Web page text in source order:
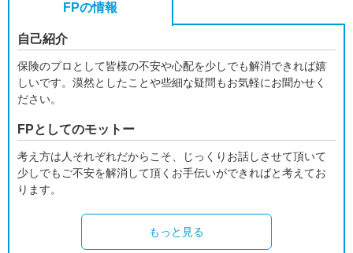
FPの情報
自己紹介
保険のプロとして皆様の不安や心配を少しでも解消できれば嬉
しいです。漠然としたことや些細な疑問もお気軽にお聞かせく
ださい。
FPとしてのモットー
考え方は人それぞれだからこそ、じっくりお話しさせて頂いて
少しでもご不安を解消して頂くお手伝いができればと考えてお
ります。
もっと見る